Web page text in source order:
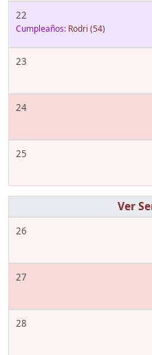
22
Cumpleaños: Rodri (54)
23
24
25
26
27
28